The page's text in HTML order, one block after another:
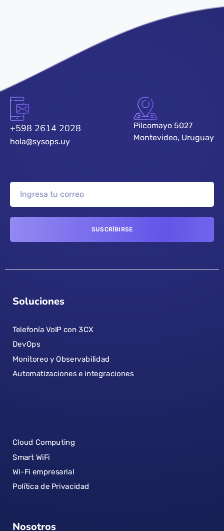
+598 2614 2028
hola@sysops.uy
Pilcomayo 5027
Montevideo, Uruguay
Soluciones
Telefonía VoIP con 3CX
DevOps
Monitoreo y Observabilidad
Automatizaciones e integraciones
Cloud Computing
Smart WiFi
Wi-Fi empresarial
Política de Privacidad
Nosotros